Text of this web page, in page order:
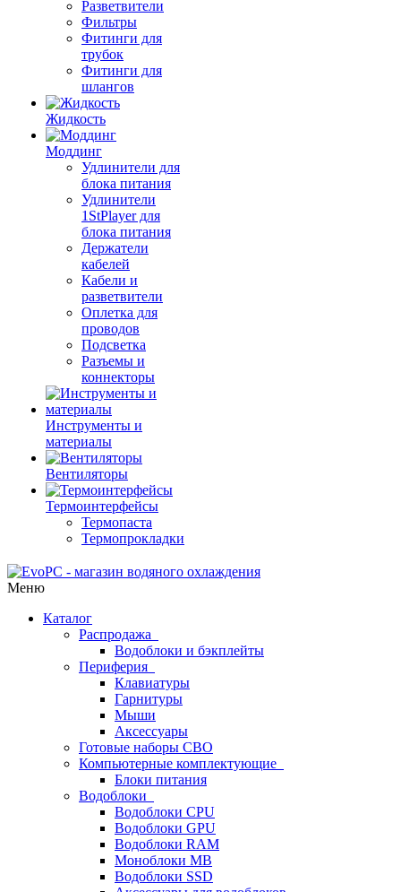
Разветвители
Фильтры
Фитинги для
трубок
Фитинги для
шлангов
Жидкость
Моддинг
Удлинители для
блока питания
Удлинители
1StPlayer для
блока питания
Держатели
кабелей
Кабели и
разветвители
Оплетка для
проводов
Подсветка
Разъемы и
коннекторы
Инструменты и
материалы
Вентиляторы
Термоинтерфейсы
Термопаста
Термопрокладки
Меню
Каталог
Распродажа
Водоблоки и бэкплейты
Периферия
Клавиатуры
Гарнитуры
Мыши
Аксессуары
Готовые наборы СВО
Компьютерные комплектующие
Блоки питания
Водоблоки
Водоблоки CPU
Водоблоки GPU
Водоблоки RAM
Моноблоки MB
Водоблоки SSD